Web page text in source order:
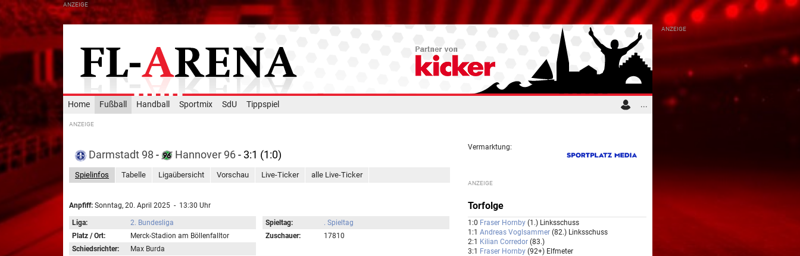
Home Fußball Handball Sportmix SdU Tippspiel ...
Darmstadt 98 - Hannover 96- 3:1 (1:0)
Spielinfos Tabelle Ligaübersicht Vorschau Live-Ticker alle Live-Ticker
Anpfiff: Sonntag, 20. April 2025 - 13:30 Uhr
Liga: 2. Bundesliga Spieltag:
. Spieltag
Platz / Ort:
Merck-Stadion am Böllenfalltor Zuschauer:
17810
Schiedsrichter:
Max Burda
Vermarktung:
Torfolge
1:0 Fraser Hornby (1.) Linksschuss
1:1 Andreas Voglsammer (82.) Linksschuss
2:1 Kilian Corredor (83.)
3:1 Fraser Hornby (92+) Elfmeter